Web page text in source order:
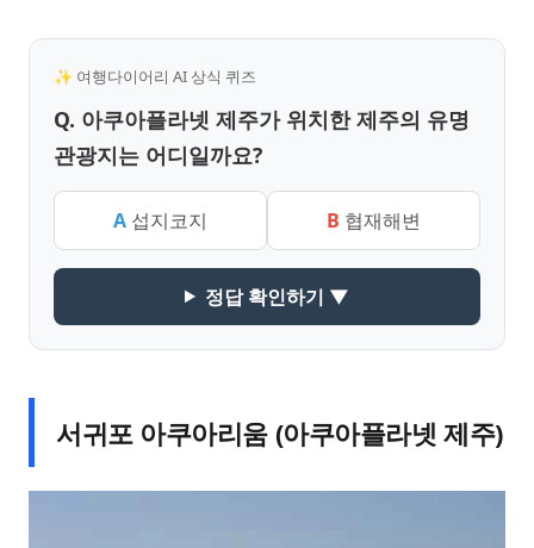
✨ 여행다이어리 AI 상식 퀴즈
Q. 아쿠아플라넷 제주가 위치한 제주의 유명
관광지는 어디일까요?
A 섭지코지 B 협재해변
정답 확인하기 ▼
서귀포 아쿠아리움 (아쿠아플라넷 제주)